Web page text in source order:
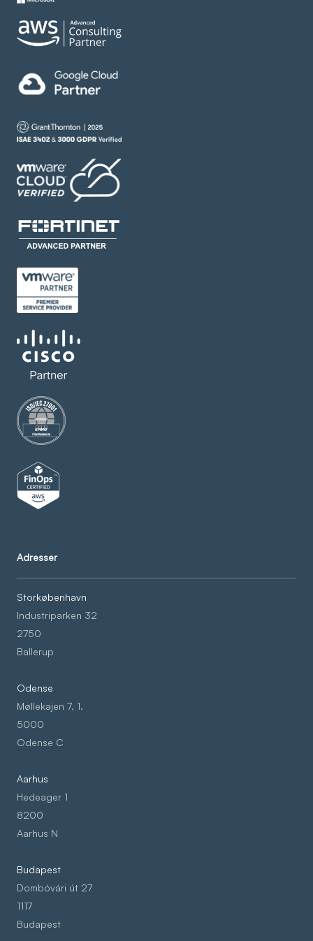
Adresser
Storkøbenhavn
Industriparken 32
2750
Ballerup
Odense
Møllekajen 7, 1.
5000
Odense C
Aarhus
Hedeager 1
8200
Aarhus N
Budapest
Dombóvári út 27
1117
Budapest